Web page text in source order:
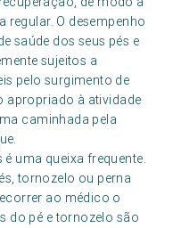
regular. O desempenho
saúde dos seus pés e
sujeitos a
pelo surgimento de
apropriado à atividade
caminhada pela
uma queixa frequente.
tornozelo ou perna
ao médico o
do pé e tornozelo são